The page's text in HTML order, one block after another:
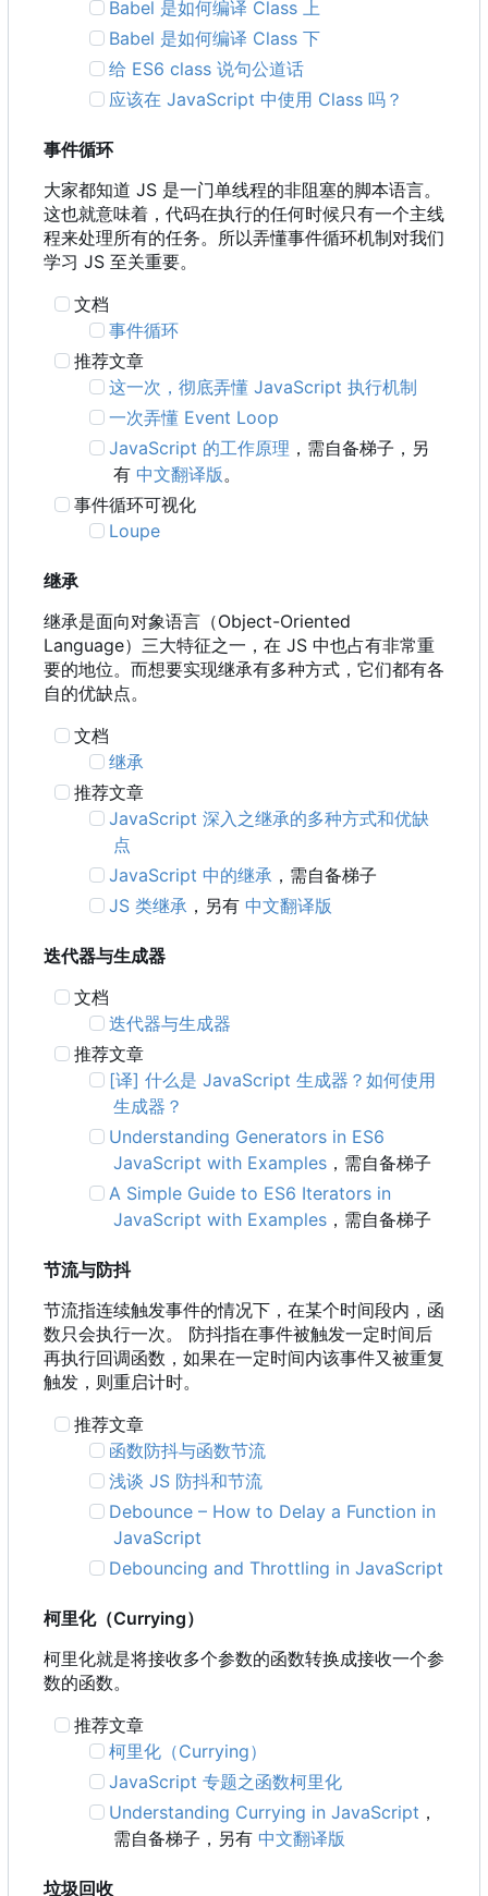
Babel 是如何编译 Class 上
Babel 是如何编译 Class 下
给 ES6 class 说句公道话
应该在 JavaScript 中使用 Class 吗？
事件循环
大家都知道 JS 是一门单线程的非阻塞的脚本语言。
这也就意味着，代码在执行的任何时候只有一个主线
程来处理所有的任务。所以弄懂事件循环机制对我们
学习 JS 至关重要。
文档
事件循环
推荐文章
这一次，彻底弄懂 JavaScript 执行机制
一次弄懂 Event Loop
JavaScript 的工作原理 ，需自备梯子，另
有 中文翻译版。
事件循环可视化
Loupe
继承
继承是面向对象语言 （Object-Oriented
Language） 三大特征之一 ， 在 JS 中也占有非常重
要的地位。而想要实现继承有多种方式，它们都有各
自的优缺点。
文档
继承
推荐文章
JavaScript 深入之继承的多种方式和优缺
点
JavaScript 中的继承 ，需自备梯子
JS 类继承 ，另有 中文翻译版
迭代器与生成器
文档
迭代器与生成器
推荐文章
[译] 什么是 JavaScript 生成器？如何使用
生成器？
Understanding Generators in ES6
JavaScript with Examples ，需自备梯子
A Simple Guide to ES6 Iterators in
JavaScript with Examples ，需自备梯子
节流与防抖
节流指连续触发事件的情况下，在某个时间段内，函
数只会执行一次。 防抖指在事件被触发一定时间后
再执行回调函数，如果在一定时间内该事件又被重复
触发，则重启计时。
推荐文章
函数防抖与函数节流
浅谈 JS 防抖和节流
Debounce– How to Delay a Function in
JavaScript
Debouncing and Throttling in JavaScript
柯里化（Currying）
柯里化就是将接收多个参数的函数转换成接收一个参
数的函数。
推荐文章
柯里化 （Currying）
JavaScript 专题之函数柯里化
Understanding Currying in JavaScript ，
需自备梯子，另有 中文翻译版
垃圾回收